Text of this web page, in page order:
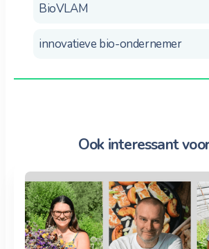
BioVLAM
innovatieve bio-ondernemer
Ook interessant